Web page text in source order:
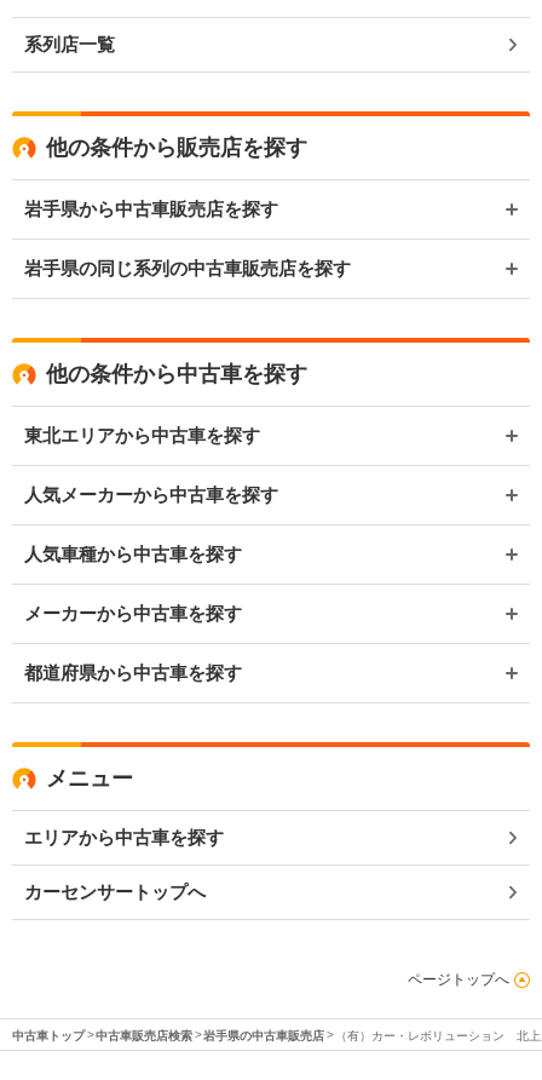
系列店一覧
他の条件から販売店を探す
岩手県から中古車販売店を探す
岩手県の同じ系列の中古車販売店を探す
他の条件から中古車を探す
東北エリアから中古車を探す
人気メーカーから中古車を探す
人気車種から中古車を探す
メーカーから中古車を探す
都道府県から中古車を探す
メニュー
エリアから中古車を探す
カーセンサートップへ
ページトップへ
中古車トップ 中古車販売店検索 岩手県の中古車販売店 （有）カー・レボリューション 北